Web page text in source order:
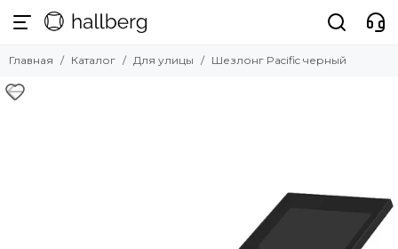
Для улицы
Комплекты уличной мебели
Главная Каталог Для улицы Шезлонг Pacific черный